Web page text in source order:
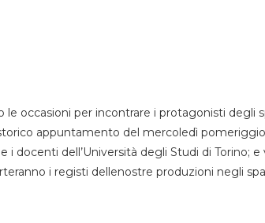
occasioni per incontrare i protagonisti degli
appuntamento del mercoledì
docenti dell’Università degli Studi di Torino;
i registi dellenostre produzioni negli